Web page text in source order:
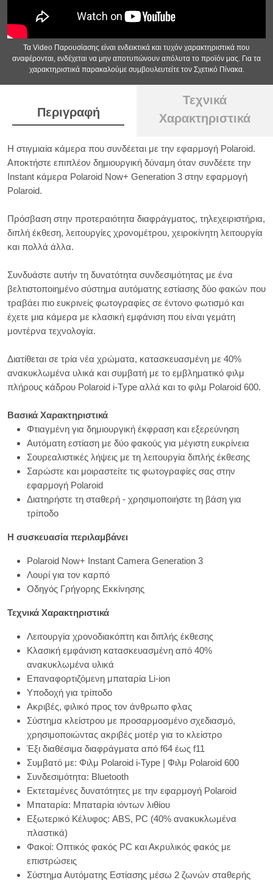
Τα Video Παρουσίασης είναι ενδεικτικά και τυχόν χαρακτηριστικά που
αναφέρονται, ενδέχεται να μην αποτυπώνουν απόλυτα το προϊόν μας. Για τα
χαρακτηριστικά παρακαλούμε συμβουλευτείτε τον Σχετικό Πίνακα.
Περιγραφή
Τεχνικά
Χαρακτηριστικά
Η στιγμιαία κάμερα που συνδέεται με την εφαρμογή Polaroid.
Αποκτήστε επιπλέον δημιουργική δύναμη όταν συνδέετε την
Instant κάμερα Polaroid Now+ Generation 3 στην εφαρμογή
Polaroid.
Πρόσβαση στην προτεραιότητα διαφράγματος, τηλεχειριστήρια,
διπλή έκθεση, λειτουργίες χρονομέτρου, χειροκίνητη λειτουργία
και πολλά άλλα.
Συνδυάστε αυτήν τη δυνατότητα συνδεσιμότητας με ένα
βελτιστοποιημένο σύστημα αυτόματης εστίασης δύο φακών που
τραβάει πιο ευκρινείς φωτογραφίες σε έντονο φωτισμό και
έχετε μια κάμερα με κλασική εμφάνιση που είναι γεμάτη
μοντέρνα τεχνολογία.
Διατίθεται σε τρία νέα χρώματα, κατασκευασμένη με 40%
ανακυκλωμένα υλικά και συμβατή με το εμβληματικό φιλμ
πλήρους κάδρου Polaroid i-Type αλλά και το φιλμ Polaroid 600.
Βασικά Χαρακτηριστικά
Φτιαγμένη για δημιουργική έκφραση και εξερεύνηση
Αυτόματη εστίαση με δύο φακούς για μέγιστη ευκρίνεια
Σουρεαλιστικές λήψεις με τη λειτουργία διπλής έκθεσης
Σαρώστε και μοιραστείτε τις φωτογραφίες σας στην
εφαρμογή Polaroid
Διατηρήστε τη σταθερή - χρησιμοποιήστε τη βάση για
τρίποδο
Η συσκευασία περιλαμβάνει
Polaroid Now+ Instant Camera Generation 3
Λουρί για τον καρπό
Οδηγός Γρήγορης Εκκίνησης
Τεχνικά Χαρακτηριστικά
Λειτουργία χρονοδιακόπτη και διπλής έκθεσης
Κλασική εμφάνιση κατασκευασμένη από 40%
ανακυκλωμένα υλικά
Επαναφορτιζόμενη μπαταρία Li-ion
Υποδοχή για τρίποδο
Ακριβές, φιλικό προς τον άνθρωπο φλας
Σύστημα κλείστρου με προσαρμοσμένο σχεδιασμό,
χρησιμοποιώντας ακριβές μοτέρ για το κλείστρο
Έξι διαθέσιμα διαφράγματα από f64 έως f11
Συμβατό με: Φιλμ Polaroid i-Type | Φιλμ Polaroid 600
Συνδεσιμότητα: Bluetooth
Εκτεταμένες δυνατότητες με την εφαρμογή Polaroid
Μπαταρία: Μπαταρία ιόντων λιθίου
Εξωτερικό Κέλυφος: ABS, PC (40% ανακυκλωμένα
πλαστικά)
Φακοί: Οπτικός φακός PC και Ακρυλικός φακός με
επιστρώσεις
Σύστημα Αυτόματης Εστίασης μέσω 2 ζωνών σταθερής